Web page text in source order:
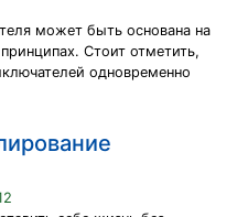
может быть основана на
Стоит отметить,
одновременно